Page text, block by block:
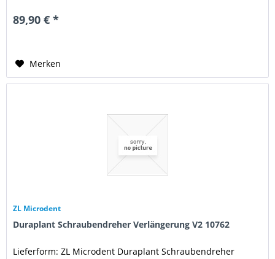
89,90 € *
Merken
ZL Microdent
Duraplant Schraubendreher Verlängerung V2 10762
Lieferform: ZL Microdent Duraplant Schraubendreher